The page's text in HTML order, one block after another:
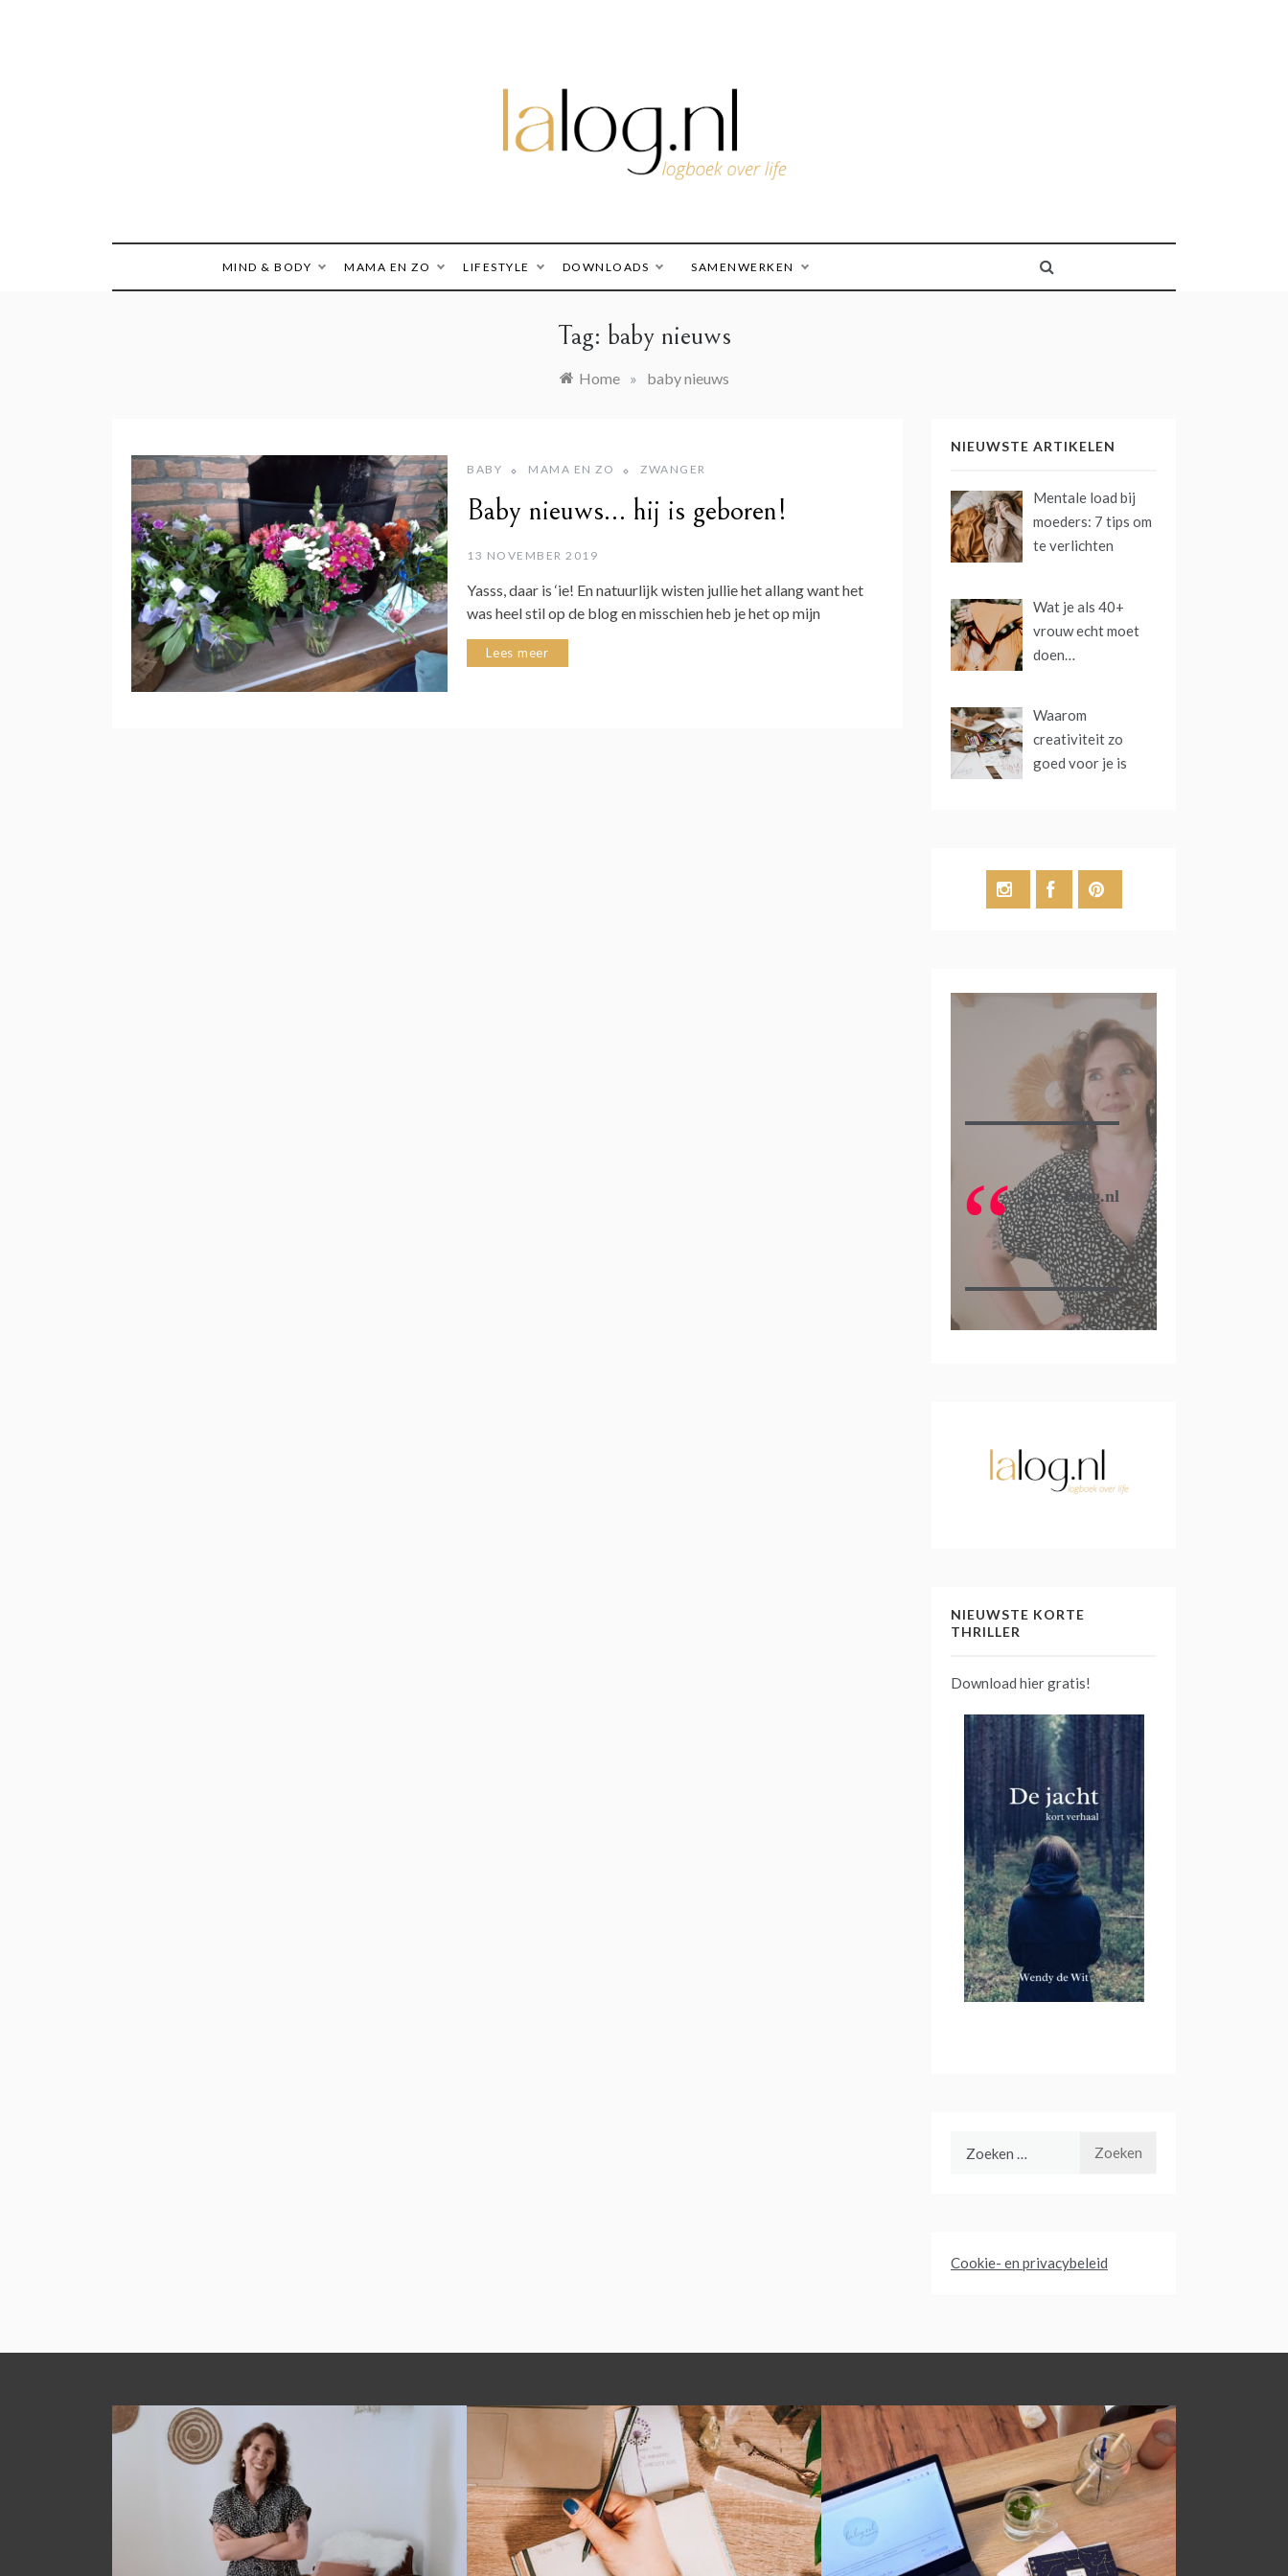
MIND & BODY MAMA EN ZO LIFESTYLE DOWNLOADS SAMENWERKEN
Tag: baby nieuws
Home » baby nieuws
BABY MAMA EN ZO ZWANGER
Baby nieuws… hij is geboren!
13 NOVEMBER 2019
Yasss, daar is ‘ie! En natuurlijk wisten jullie het allang want het
was heel stil op de blog en misschien heb je het op mijn
Lees meer
NIEUWSTE ARTIKELEN
Mentale load bij
moeders: 7 tips om
te verlichten
Wat je als 40+
vrouw echt moet
doen…
Waarom
creativiteit zo
goed voor je is
Over lalog.nl
NIEUWSTE KORTE
THRILLER
Download hier gratis!
Cookie- en privacybeleid